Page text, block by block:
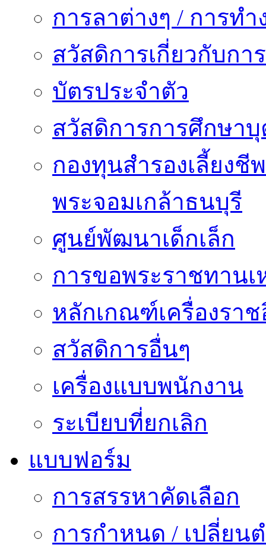
การลาต่างๆ / การทำ
สวัสดิการเกี่ยวกับกา
บัตรประจำตัว
สวัสดิการการศึกษาบุ
กองทุนสำรองเลี้ยง
พระจอมเกล้าธนบุรี
ศูนย์พัฒนาเด็กเล็ก
การขอพระราชทาน
หลักเกณฑ์เครื่องรา
สวัสดิการอื่นๆ
เครื่องแบบพนักงาน
ระเบียบที่ยกเลิก
แบบฟอร์ม
การสรรหาคัดเลือก
การกำหนด / เปลี่ยน